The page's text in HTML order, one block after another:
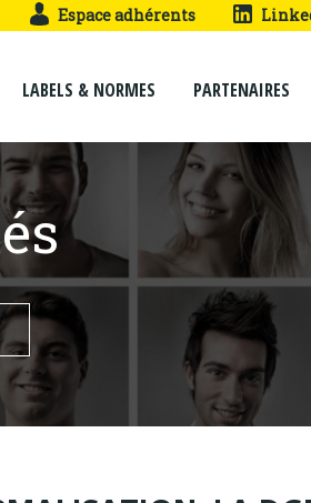
Espace adhérents
LABELS & NORMES PARTENAIRES